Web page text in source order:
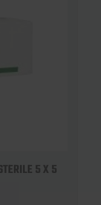
5 X 5